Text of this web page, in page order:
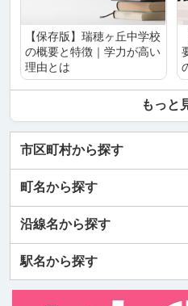
【保存版】瑞穂ヶ丘中学校
の概要と特徴｜学力が高い
理由とは
もっと
市区町村から探す
町名から探す
沿線名から探す
駅名から探す